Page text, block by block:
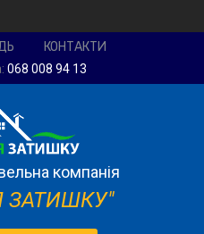
КОНТАКТИ
068 008 94 13
компанія
ЗАТИШКУ"